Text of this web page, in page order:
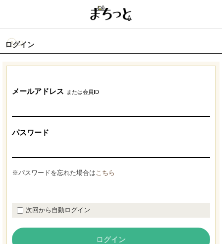
ログイン
メールアドレス または会員ID
パスワード
※パスワードを忘れた場合はこちら
次回から自動ログイン
ログイン